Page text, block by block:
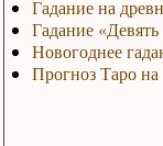
Гадание на
Гадание «Девять
Новогоднее
Прогноз Таро